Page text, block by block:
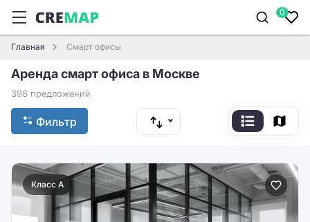
0
Главная Смарт офисы
Аренда смарт офиса в Москве
398 предложений
Фильтр
Класс A